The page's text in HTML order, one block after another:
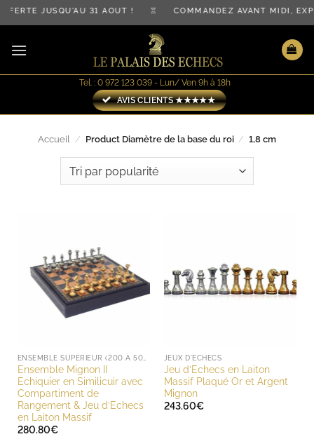
Passer
au
contenu
JUSQU'AU 31 AOÛT ! ♖ COMMANDEZ AVANT MIDI,
Tel. : 0 972 123 039 - Lun/ Ven 9h à 18h
AVIS CLIENTS ★★★★★
Accueil / Product Diamètre de la base du roi / 1,8 cm
Ensemble Mignon II
Echiquier en Similicuir avec
Compartiment de
Rangement & Jeu d’Echecs
en Laiton Massif
280.80€
JEUX D'ECHECS
Jeu d’Echecs en Laiton
Massif Plaqué Or et Argent
Mignon
243.60€